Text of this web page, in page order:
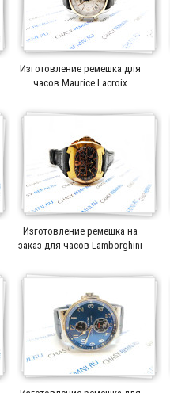
Изготовление ремешка для
часов Maurice Lacroix
Изготовление ремешка на
заказ для часов Lamborghini